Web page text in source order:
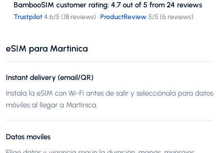
BambooSIM customer rating: 4.7 out of 5 from 24 reviews
Trustpilot4.6/5 (18 reviews) ·ProductReview5/5 (6 reviews)
eSIM para Martinica
Instant delivery (email/QR)
Instala la eSIM con Wi-Fi antes de salir y selecciónala para datos
móviles al llegar a Martinica.
Datos moviles